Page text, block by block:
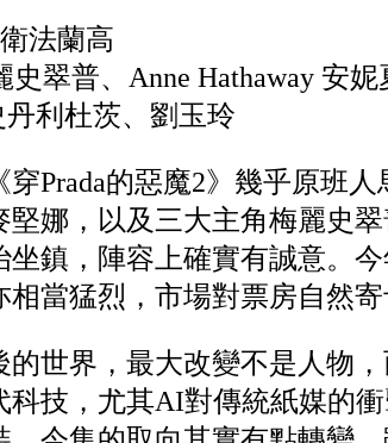
法蘭高
史翠普、Anne Hathaway 安
丹利杜茨、劉玉玲
Prada的惡魔2》幾乎原班
堅娜，以及三大主角梅麗史
鎮，陣容上確實有誠意。
當猛烈，市場對票房自然寄
的世界，最大改變不是人物
技，尤其AI對傳統紙媒的